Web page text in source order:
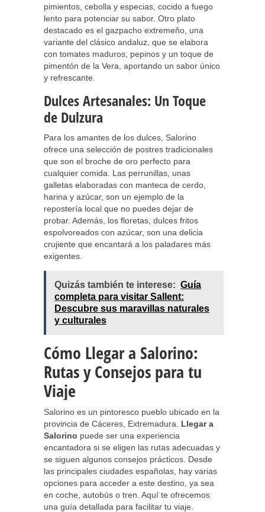
pimientos, cebolla y especias, cocido a fuego
lento para potenciar su sabor. Otro plato
destacado es el gazpacho extremeño, una
variante del clásico andaluz, que se elabora
con tomates maduros, pepinos y un toque de
pimentón de la Vera, aportando un sabor único
y refrescante.
Dulces Artesanales: Un Toque
de Dulzura
Para los amantes de los dulces, Salorino
ofrece una selección de postres tradicionales
que son el broche de oro perfecto para
cualquier comida. Las perrunillas, unas
galletas elaboradas con manteca de cerdo,
harina y azúcar, son un ejemplo de la
repostería local que no puedes dejar de
probar. Además, los floretas, dulces fritos
espolvoreados con azúcar, son una delicia
crujiente que encantará a los paladares más
exigentes.
Quizás también te interese: Guía
completa para visitar Sallent:
Descubre sus maravillas naturales
y culturales
Cómo Llegar a Salorino:
Rutas y Consejos para tu
Viaje
Salorino es un pintoresco pueblo ubicado en la
provincia de Cáceres, Extremadura. Llegar a
Salorino puede ser una experiencia
encantadora si se eligen las rutas adecuadas y
se siguen algunos consejos prácticos. Desde
las principales ciudades españolas, hay varias
opciones para acceder a este destino, ya sea
en coche, autobús o tren. Aquí te ofrecemos
una guía detallada para facilitar tu viaje.